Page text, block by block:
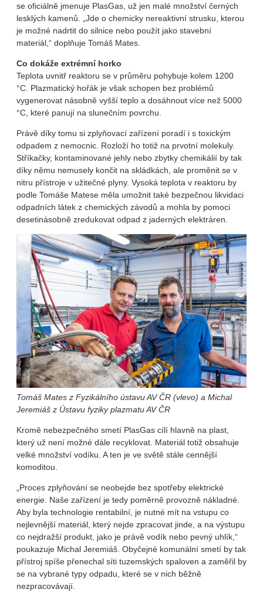
se oficiálně jmenuje PlasGas, už jen malé množství černých
lesklých kamenů. „Jde o chemicky nereaktivní strusku, kterou
je možné nadrtit do silnice nebo použít jako stavební
materiál,“ doplňuje Tomáš Mates.
Co dokáže extrémní horko
Teplota uvnitř reaktoru se v průměru pohybuje kolem 1200
°C. Plazma­tický hořák je však schopen bez problémů
vygenerovat násobně vyšší teplo a dosáhnout více než 5000
°C, které panují na slunečním povrchu.
Právě díky tomu si zplyňovací zařízení poradí i s toxickým
odpadem z nemocnic. Rozloží ho totiž na prvotní molekuly.
Stříkačky, kontamino­vané jehly nebo zbytky chemikálií by tak
díky němu nemusely končit na skládkách, ale proměnit se v
nitru přístroje v užitečné plyny. Vysoká tep­lota v reaktoru by
podle Tomáše Matese měla umožnit také bezpečnou likvidaci
odpadních látek z chemických závodů a mohla by pomoci
deseti­násobně zredukovat odpad z jaderných elektráren.
Tomáš Mates z Fyzikálního ústavu AV ČR (vlevo) a Michal
Jeremiáš z Ústavu fyziky plazmatu AV ČR
Kromě nebezpečného smetí PlasGas cílí hlavně na plast,
který už není možné dále recyklovat. Materiál totiž obsahuje
velké množství vodíku. A ten je ve světě stále cennější
komoditou.
„Proces zplyňování se neobejde bez spotřeby elektrické
energie. Naše zařízení je tedy poměrně provozně nákladné.
Aby byla technologie renta­bilní, je nutné mít na vstupu co
nejlevnější materiál, který nejde zpracovat jinde, a na výstupu
co nejdražší produkt, jako je právě vodík nebo pevný uhlík,“
poukazuje Michal Jeremiáš. Obyčejné komunální smetí by tak
pří­stroj spíše přenechal síti tuzemských spaloven a zaměřil by
se na vybrané typy odpadu, které se v nich běžně
nezpracovávají.